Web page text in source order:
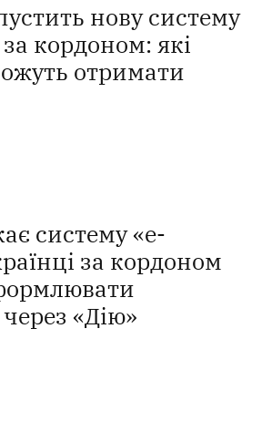
нову систему
кордоном: які
отримати
систему «е-
за кордоном
«Дію»